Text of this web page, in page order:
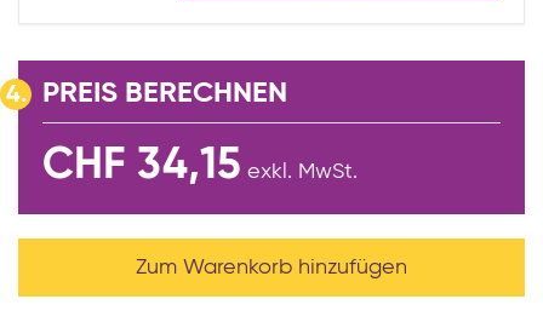
4. PREIS BERECHNEN
CHF 34,15 exkl. MwSt.
Zum Warenkorb hinzufügen